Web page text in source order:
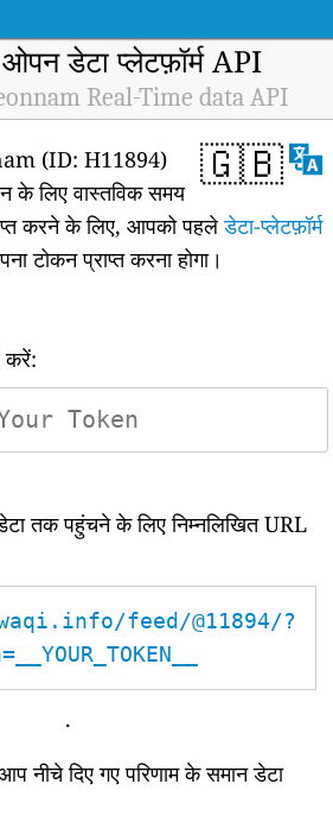
ओपन डेटा प्लेटफ़ॉर्म API
Real-Time data API
🇬🇧
(ID: H11894)
के लिए वास्तविक समय
करने के लिए, आपको पहलेडेटा-प्लेटफ़ॉर्म
टोकन प्राप्त करना होगा।
करें:
तक पहुंचने के लिए निम्नलिखित URL
feed/@11894/?
.
नीचे दिए गए परिणाम के समान डेटा